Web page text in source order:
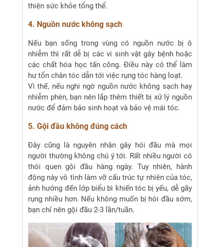
thiện sức khỏe tổng thể.
4. Nguồn nước không sạch
Nếu bạn sống trong vùng có nguồn nước bị ô
nhiễm thì rất dễ bị các vi sinh vật gây bệnh hoặc
các chất hóa học tấn công. Điều này có thể làm
hư tổn chân tóc dẫn tới việc rụng tóc hàng loạt.
Vì thế, nếu nghi ngờ nguồn nước không sạch hay
nhiễm phèn, bạn nên lắp thêm thiết bị xử lý nguồn
nước để đảm bảo sinh hoạt và bảo vệ mái tóc.
5. Gội đầu không đúng cách
Đây cũng là nguyên nhân gây hói đầu mà mọi
người thường không chú ý tới. Rất nhiều người có
thói quen gội đầu hàng ngày. Tuy nhiên, hành
động này vô tình làm vỡ cấu trúc tự nhiên của tóc,
ảnh hưởng đến lớp biểu bì khiến tóc bị yếu, dễ gãy
rụng nhiều hơn. Nếu không muốn bị hói đầu sớm,
bạn chỉ nên gội đầu 2-3 lần/tuần.